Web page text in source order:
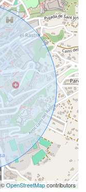
OpenStreetMapcontributors